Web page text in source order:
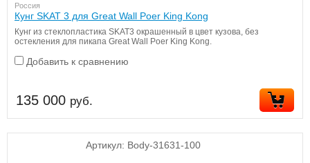
Россия
Кунг SKAT 3 для Great Wall Poer King Kong
Кунг из стеклопластика SKAT3 окрашенный в цвет кузова, без
остекления для пикапа Great Wall Poer King Kong.
Добавить к сравнению
135 000 руб.
Артикул: Body-31631-100